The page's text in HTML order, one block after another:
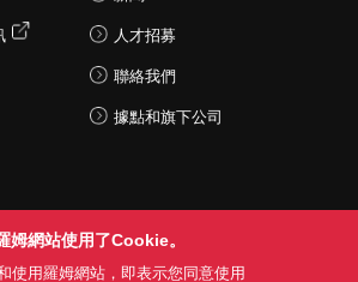
人才招募
聯絡我們
據點和旗下公司
姆網站使用了Cookie。
使用羅姆網站，即表示您同意使用